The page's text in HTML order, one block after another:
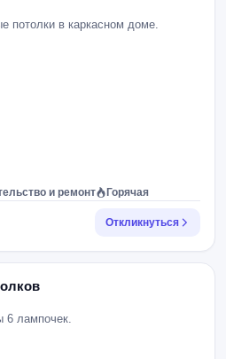
потолки в каркасном доме.
и ремонт Горячая
Откликнуться
6 лампочек.